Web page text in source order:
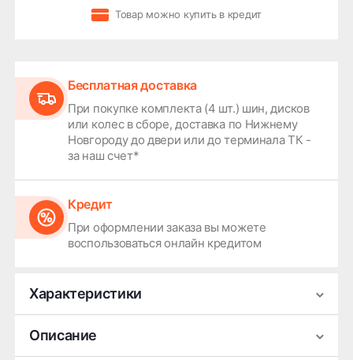
Товар можно купить в кредит
Бесплатная доставка
При покупке комплекта (4 шт.) шин, дисков
или колес в сборе, доставка по Нижнему
Новгороду до двери или до терминала ТК -
за наш счет*
Кредит
При оформлении заказа вы можете
воспользоваться онлайн кредитом
Характеристики
Производитель
Ширина
8.5
Описание